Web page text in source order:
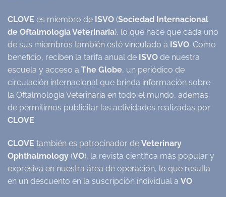
CLOVE es miembro de ISVO (Sociedad Internacional
de Oftalmología Veterinaria), lo que hace que cada uno
de sus miembros también esté vinculado a ISVO. Como
beneficio, reciben la tarifa anual de ISVO de nuestra
escuela y acceso a The Globe, un periódico de
circulación internacional que brinda información sobre
la Oftalmología Veterinaria en todo el mundo, además
de permitirnos publicitar las actividades realizadas por
CLOVE.
CLOVE también es patrocinador de Veterinary
Ophthalmology (VO), la revista científica más popular y
expresiva en nuestra área de operación, lo que resulta
en un descuento en la suscripción individual a VO.